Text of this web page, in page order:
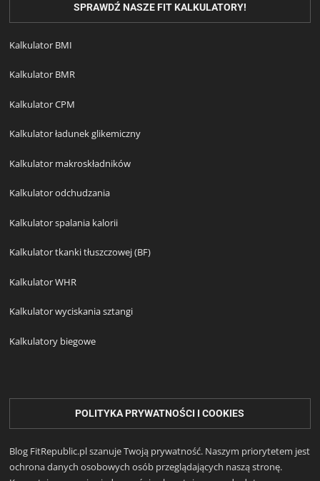
SPRAWDŹ NASZE FIT KALKULATORY!
Kalkulator BMI
Kalkulator BMR
Kalkulator CPM
Kalkulator ładunek glikemiczny
Kalkulator makroskładników
Kalkulator odchudzania
Kalkulator spalania kalorii
Kalkulator tkanki tłuszczowej (BF)
Kalkulator WHR
Kalkulator wyciskania sztangi
Kalkulatory biegowe
POLITYKA PRYWATNOŚCI I COOKIES
Blog FitRepublic.pl szanuje Twoją prywatność. Naszym priorytetem jest
ochrona danych osobowych osób przeglądających naszą stronę.